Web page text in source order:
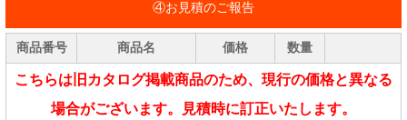
④お見積のご報告
商品番号 商品名 価格 数量
こちらは旧カタログ掲載商品のため、現行の価格と異なる
場合がございます。見積時に訂正いたします。